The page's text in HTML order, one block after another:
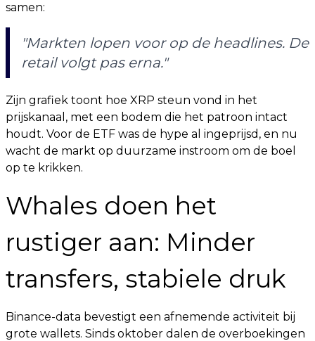
samen:
"Markten lopen voor op de headlines. De
retail volgt pas erna."
Zijn grafiek toont hoe XRP steun vond in het
prijskanaal, met een bodem die het patroon intact
houdt. Voor de ETF was de hype al ingeprijsd, en nu
wacht de markt op duurzame instroom om de boel
op te krikken.
Whales doen het
rustiger aan: Minder
transfers, stabiele druk
Binance-data bevestigt een afnemende activiteit bij
grote wallets. Sinds oktober dalen de overboekingen